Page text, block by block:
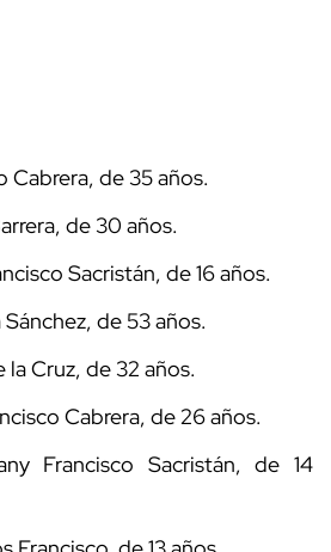
Cabrera, de 35 años.
de 30 años.
Sacristán, de 16 años.
de 53 años.
Cruz, de 32 años.
Cabrera, de 26 años.
Francisco Sacristán, de 14